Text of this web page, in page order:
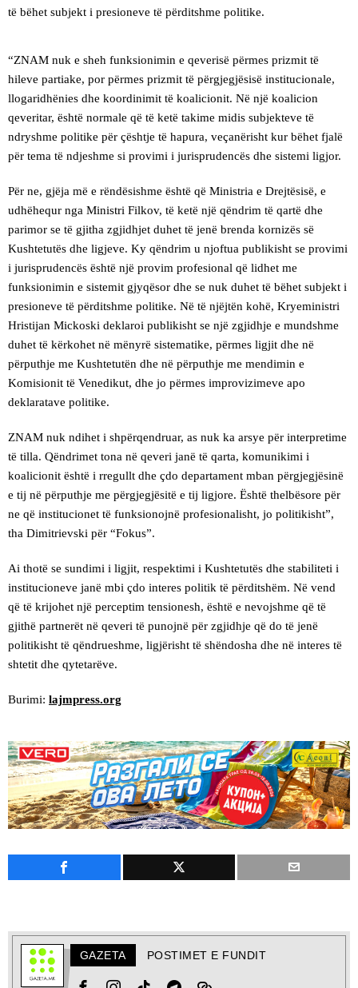
të bëhet subjekt i presioneve të përditshme politike.
“ZNAM nuk e sheh funksionimin e qeverisë përmes prizmit të
hileve partiake, por përmes prizmit të përgjegjësisë institucionale,
llogaridhënies dhe koordinimit të koalicionit. Në një koalicion
qeveritar, është normale që të ketë takime midis subjekteve të
ndryshme politike për çështje të hapura, veçanërisht kur bëhet fjalë
për tema të ndjeshme si provimi i jurisprudencës dhe sistemi ligjor.
Për ne, gjëja më e rëndësishme është që Ministria e Drejtësisë, e
udhëhequr nga Ministri Filkov, të ketë një qëndrim të qartë dhe
parimor se të gjitha zgjidhjet duhet të jenë brenda kornizës së
Kushtetutës dhe ligjeve. Ky qëndrim u njoftua publikisht se provimi
i jurisprudencës është një provim profesional që lidhet me
funksionimin e sistemit gjyqësor dhe se nuk duhet të bëhet subjekt i
presioneve të përditshme politike. Në të njëjtën kohë, Kryeministri
Hristijan Mickoski deklaroi publikisht se një zgjidhje e mundshme
duhet të kërkohet në mënyrë sistematike, përmes ligjit dhe në
përputhje me Kushtetutën dhe në përputhje me mendimin e
Komisionit të Venedikut, dhe jo përmes improvizimeve apo
deklaratave politike.
ZNAM nuk ndihet i shpërqendruar, as nuk ka arsye për interpretime
të tilla. Qëndrimet tona në qeveri janë të qarta, komunikimi i
koalicionit është i rregullt dhe çdo departament mban përgjegjësinë
e tij në përputhje me përgjegjësitë e tij ligjore. Është thelbësore për
ne që institucionet të funksionojnë profesionalisht, jo politikisht”,
tha Dimitrievski për “Fokus”.
Ai thotë se sundimi i ligjit, respektimi i Kushtetutës dhe stabiliteti i
institucioneve janë mbi çdo interes politik të përditshëm. Në vend
që të krijohet një perceptim tensionesh, është e nevojshme që të
gjithë partnerët në qeveri të punojnë për zgjidhje që do të jenë
politikisht të qëndrueshme, ligjërisht të shëndosha dhe në interes të
shtetit dhe qytetarëve.
Burimi: lajmpress.org
GAZETA POSTIMET E FUNDIT